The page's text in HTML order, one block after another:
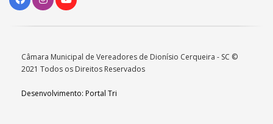
Câmara Municipal de Vereadores de Dionísio Cerqueira - SC ©
2021 Todos os Direitos Reservados
Desenvolvimento: Portal Tri